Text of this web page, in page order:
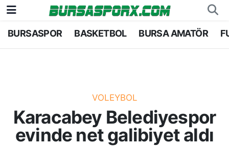
BURSASPOR BASKETBOL BURSA AMATÖR
VOLEYBOL
Karacabey Belediyespor
evinde net galibiyet aldı
Bursaspor
Bursa Amatör
Hentbol
Bursa Nöbetçi Eczaneler
Bursa Trafik Yoğunluk Haritası
TFF 1.Lig Puan Durumu ve Fikstür